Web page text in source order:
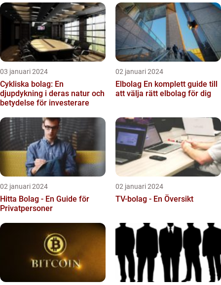
03 januari 2024
Cykliska bolag: En
djupdykning i deras natur och
betydelse för investerare
02 januari 2024
Elbolag En komplett guide till
att välja rätt elbolag för dig
02 januari 2024
Hitta Bolag - En Guide för
Privatpersoner
02 januari 2024
TV-bolag - En Översikt